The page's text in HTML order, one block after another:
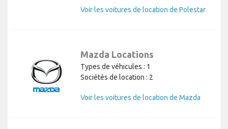
Voir les voitures de location de Polestar
Mazda Locations
Types de véhicules : 1
Sociétés de location : 2
Voir les voitures de location de Mazda